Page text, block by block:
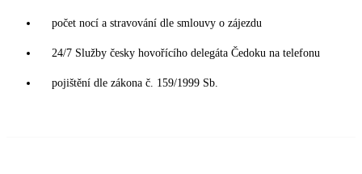
počet nocí a stravování dle smlouvy o zájezdu
24/7 Služby česky hovořícího delegáta Čedoku na telefonu
pojištění dle zákona č. 159/1999 Sb.